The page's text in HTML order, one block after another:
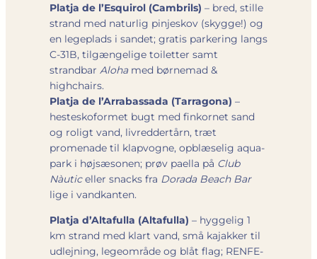
Platja de l’Esquirol (Cambrils) – bred, stille
strand med naturlig pinjeskov (skygge!) og
en legeplads i sandet; gratis parkering langs
C-31B, tilgængelige toiletter samt
strandbar Alohamed børnemad &
highchairs.
Platja de l’Arrabassada (Tarragona) –
hesteskoformet bugt med finkornet sand
og roligt vand, livreddertårn, træt
promenade til klapvogne, opblæselig aqua­
park i højsæsonen; prøv paella på Club
Nàuticeller snacks fra Dorada Beach Bar
lige i vandkanten.
Platja d’Altafulla (Altafulla) – hyggelig 1
km strand med klart vand, små kajakker til
udlejning, legeområde og blåt flag; RENFE-